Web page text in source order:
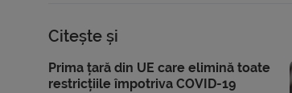
Citește și
Prima țară din UE care elimină toate
restricțiile împotriva COVID-19